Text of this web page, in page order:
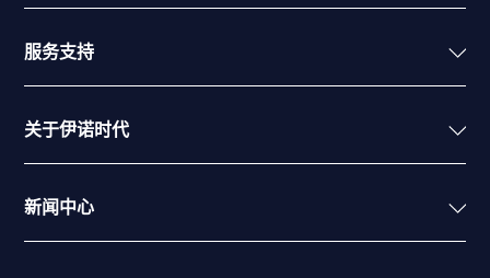
服务支持
关于伊诺时代
新闻中心